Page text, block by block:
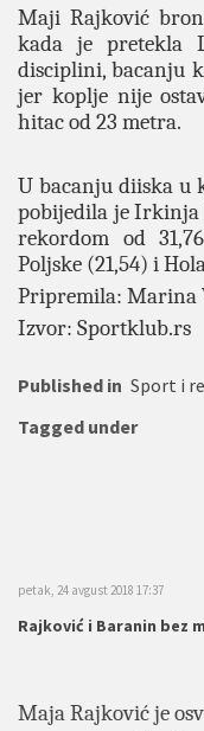
Maji Rajković
kada je pretekla
disciplini, bacanju
jer koplje nije
hitac od 23 metra.
U bacanju diiska u
pobijedila je Irkinja
rekordom od
Poljske (21,54) i
Pripremila: Marina
Izvor: Sportklub.rs
Published in Sport i
Tagged under
petak, 24 avgust 2018 17:37
Rajković i Baranin bez
Maja Rajković je